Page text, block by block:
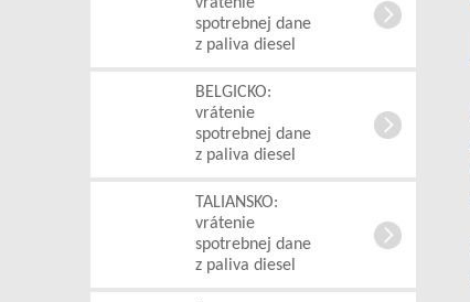
vrátenie
spotrebnej dane
z paliva diesel
BELGICKO:
vrátenie
spotrebnej dane
z paliva diesel
TALIANSKO:
vrátenie
spotrebnej dane
z paliva diesel